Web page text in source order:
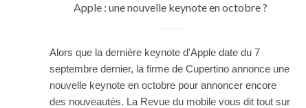
Apple : une nouvelle keynote en octobre ?
Alors que la dernière keynote d'Apple date du 7
septembre dernier, la firme de Cupertino annonce une
nouvelle keynote en octobre pour annoncer encore
des nouveautés. La Revue du mobile vous dit tout sur